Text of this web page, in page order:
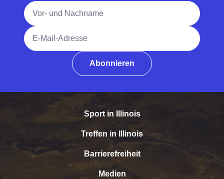
Vollständiger Name
E-Mail-Adresse
Abonnieren
Sport in Illinois
Treffen in Illinois
Barrierefreiheit
Medien